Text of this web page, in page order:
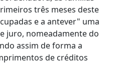
três meses deste
e a antever" uma
juro, nomeadamente do
assim de forma a
de créditos